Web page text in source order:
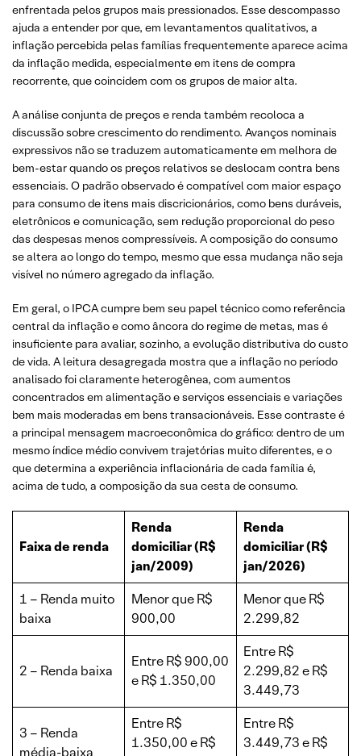
enfrentada pelos grupos mais pressionados. Esse descompasso
ajuda a entender por que, em levantamentos qualitativos, a
inflação percebida pelas famílias frequentemente aparece acima
da inflação medida, especialmente em itens de compra
recorrente, que coincidem com os grupos de maior alta.
A análise conjunta de preços e renda também recoloca a
discussão sobre crescimento do rendimento. Avanços nominais
expressivos não se traduzem automaticamente em melhora de
bem-estar quando os preços relativos se deslocam contra bens
essenciais. O padrão observado é compatível com maior espaço
para consumo de itens mais discricionários, como bens duráveis,
eletrônicos e comunicação, sem redução proporcional do peso
das despesas menos compressíveis. A composição do consumo
se altera ao longo do tempo, mesmo que essa mudança não seja
visível no número agregado da inflação.
Em geral, o IPCA cumpre bem seu papel técnico como referência
central da inflação e como âncora do regime de metas, mas é
insuficiente para avaliar, sozinho, a evolução distributiva do custo
de vida. A leitura desagregada mostra que a inflação no período
analisado foi claramente heterogênea, com aumentos
concentrados em alimentação e serviços essenciais e variações
bem mais moderadas em bens transacionáveis. Esse contraste é
a principal mensagem macroeconômica do gráfico: dentro de um
mesmo índice médio convivem trajetórias muito diferentes, e o
que determina a experiência inflacionária de cada família é,
acima de tudo, a composição da sua cesta de consumo.
Faixa de renda
Renda
domiciliar (R$
jan/2009)
Renda
domiciliar (R$
jan/2026)
1 – Renda muito
baixa
Menor que R$
900,00
Menor que R$
2.299,82
2 – Renda baixa
Entre R$ 900,00
e R$ 1.350,00
Entre R$
2.299,82 e R$
3.449,73
3 – Renda
média-baixa
Entre R$
1.350,00 e R$
Entre R$
3.449,73 e R$